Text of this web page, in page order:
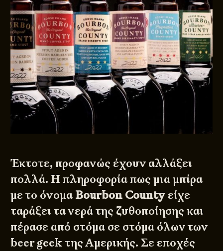
Έκτοτε, προφανώς έχουν αλλάξει
πολλά. H πληροφορία πως μια μπίρα
με το όνομα Bourbon County είχε
ταράξει τα νερά της ζυθοποίησης και
πέρασε από στόμα σε στόμα όλων των
beer geek της Αμερικής. Σε εποχές